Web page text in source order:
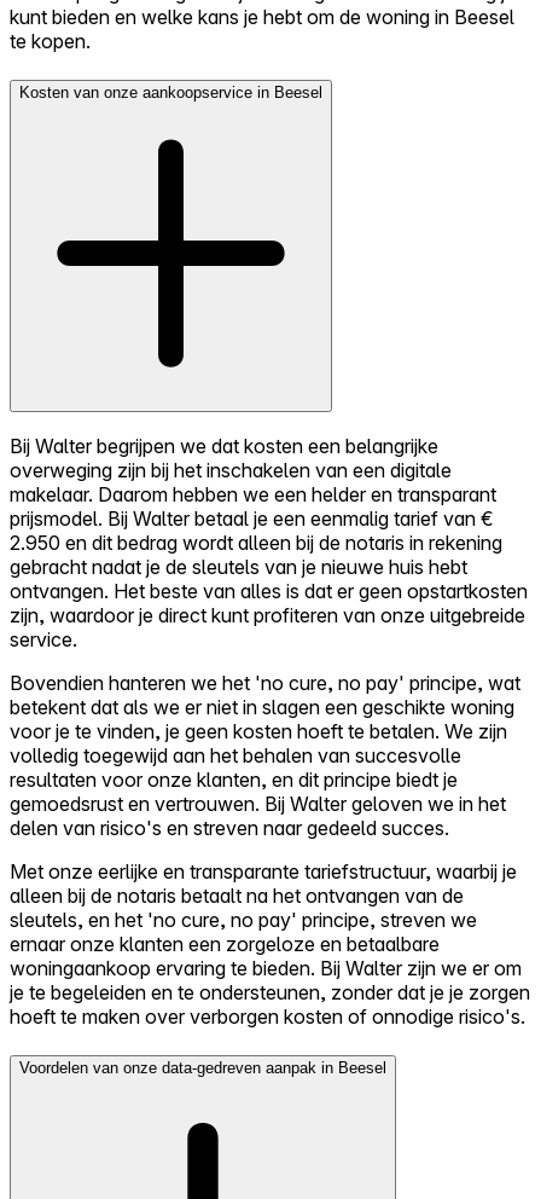
kunt bieden en welke kans je hebt om de woning in Beesel
te kopen.
Kosten van onze aankoopservice in Beesel
Bij Walter begrijpen we dat kosten een belangrijke
overweging zijn bij het inschakelen van een digitale
makelaar. Daarom hebben we een helder en transparant
prijsmodel. Bij Walter betaal je een eenmalig tarief van €
2.950 en dit bedrag wordt alleen bij de notaris in rekening
gebracht nadat je de sleutels van je nieuwe huis hebt
ontvangen. Het beste van alles is dat er geen opstartkosten
zijn, waardoor je direct kunt profiteren van onze uitgebreide
service.
Bovendien hanteren we het 'no cure, no pay' principe, wat
betekent dat als we er niet in slagen een geschikte woning
voor je te vinden, je geen kosten hoeft te betalen. We zijn
volledig toegewijd aan het behalen van succesvolle
resultaten voor onze klanten, en dit principe biedt je
gemoedsrust en vertrouwen. Bij Walter geloven we in het
delen van risico's en streven naar gedeeld succes.
Met onze eerlijke en transparante tariefstructuur, waarbij je
alleen bij de notaris betaalt na het ontvangen van de
sleutels, en het 'no cure, no pay' principe, streven we
ernaar onze klanten een zorgeloze en betaalbare
woningaankoop ervaring te bieden. Bij Walter zijn we er om
je te begeleiden en te ondersteunen, zonder dat je je zorgen
hoeft te maken over verborgen kosten of onnodige risico's.
Voordelen van onze data-gedreven aanpak in Beesel